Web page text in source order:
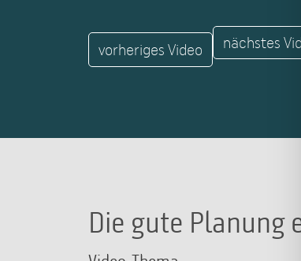
vorheriges Video nächstes
Die gute Planung